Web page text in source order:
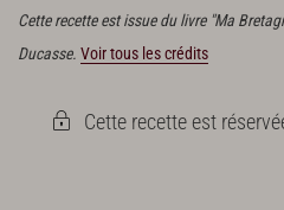
Cette recette est issue du livre "Ma
Ducasse. Voir tous les crédits
Cette recette est